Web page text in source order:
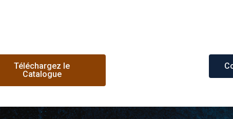
Téléchargez le
Catalogue